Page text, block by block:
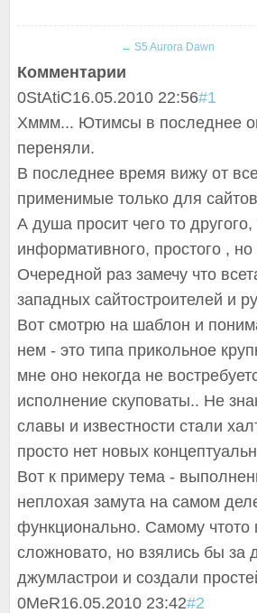
← S5 Aurora Dawn
Комментарии
0StAtiC16.05.2010 22:56#1
Хммм... Ютимсы в последнее
переняли.
В последнее время вижу от
применимые только для
А душа просит чего то
информативного, простого ,
Очередной раз замечу что
западных сайтостроителей и
Вот смотрю на шаблон и
нем - это типа прикольное
мне оно некогда не
исполнение скуповаты.. Не
славы и известности стали
просто нет новых
Вот к примеру тема -
неплохая замута на самом
функционально. Самому чтото
сложновато, но взялись бы за
джумластрои и создали
0MeR16.05.2010 23:42#2